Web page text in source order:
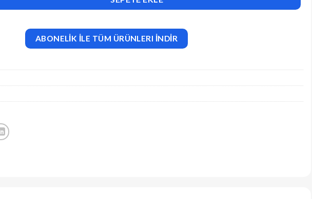
ABONELİK İLE TÜM ÜRÜNLERI İNDİR